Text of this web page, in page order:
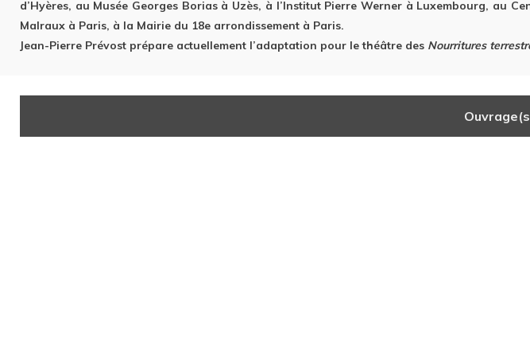
d’Hyères, au Musée Georges Borias à Uzès, à l’Institut Pierre Werner à Luxembourg, au
Malraux à Paris, à la Mairie du 18e arrondissement à Paris.
Jean-Pierre Prévost prépare actuellement l’adaptation pour le théâtre des Nourritures